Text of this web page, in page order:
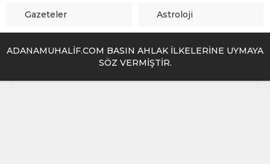
Gazeteler Astroloji
ADANAMUHALİF.COM BASIN AHLAK İLKELERİNE UYMAYA
SÖZ VERMİŞTİR.